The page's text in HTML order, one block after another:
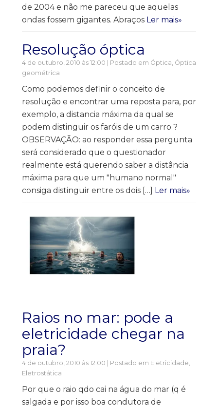
de 2004 e não me pareceu que aquelas
ondas fossem gigantes. Abraços Ler mais»
Resolução óptica
4 de outubro, 2010 às 12:00 | Postado em Óptica Óptica
geométrica
Como podemos definir o conceito de
resolução e encontrar uma reposta para, por
exemplo, a distancia máxima da qual se
podem distinguir os faróis de um carro ?
OBSERVAÇÃO: ao responder essa pergunta
será considerado que o questionador
realmente está querendo saber a distância
máxima para que um "humano normal"
consiga distinguir entre os dois […] Ler mais»
Raios no mar: pode a
eletricidade chegar na
praia?
4 de outubro, 2010 às 12:00 | Postado em Eletricidade
Eletrostática
Por que o raio qdo cai na água do mar (q é
salgada e por isso boa condutora de